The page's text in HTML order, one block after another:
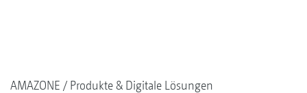
AMAZONE Produkte & Digitale Lösungen